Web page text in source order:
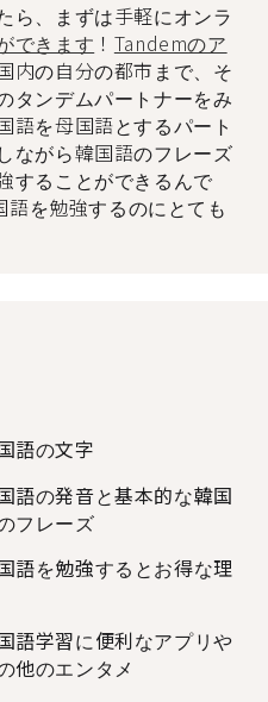
ら、まずは手軽にオンラ
できます ！ Tandemのア
内の自分の都市まで、そ
タンデムパートナーをみ
語を母国語とするパート
ながら韓国語のフレーズ
することができるんで
を勉強するのにとても
語の文字
語の発音と基本的な韓国
フレーズ
語を勉強するとお得な理
語学習に便利なアプリや
他のエンタメ